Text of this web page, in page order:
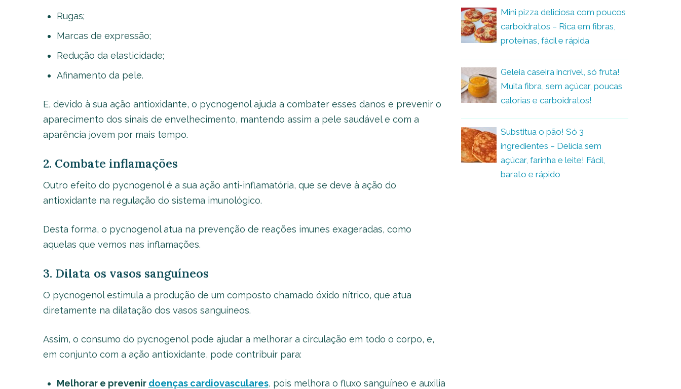
Rugas;
Marcas de expressão;
Redução da elasticidade;
Afinamento da pele.
E, devido à sua ação antioxidante, o pycnogenol ajuda a combater esses danos e prevenir o
aparecimento dos sinais de envelhecimento, mantendo assim a pele saudável e com a
aparência jovem por mais tempo.
2. Combate inflamações
Outro efeito do pycnogenol é a sua ação anti-inflamatória, que se deve à ação do
antioxidante na regulação do sistema imunológico.
Desta forma, o pycnogenol atua na prevenção de reações imunes exageradas, como
aquelas que vemos nas inflamações.
3. Dilata os vasos sanguíneos
O pycnogenol estimula a produção de um composto chamado óxido nítrico, que atua
diretamente na dilatação dos vasos sanguíneos.
Assim, o consumo do pycnogenol pode ajudar a melhorar a circulação em todo o corpo, e,
em conjunto com a ação antioxidante, pode contribuir para:
Melhorar e prevenir doenças cardiovasculares, pois melhora o fluxo sanguíneo e auxilia
Mini pizza deliciosa com poucos
carboidratos – Rica em fibras,
proteínas, fácil e rápida
Geleia caseira incrível, só fruta!
Muita fibra, sem açúcar, poucas
calorias e carboidratos!
Substitua o pão! Só 3
ingredientes – Delícia sem
açúcar, farinha e leite! Fácil,
barato e rápido